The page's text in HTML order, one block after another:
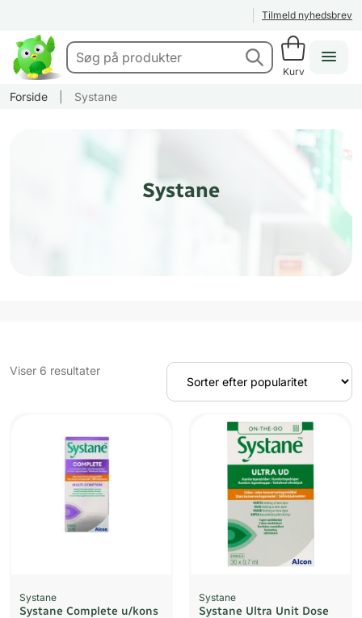
Tilmeld nyhedsbrev
Kurv
Forside Systane
Systane
Viser 6 resultaterSorteret
Systane
Systane Complete u/kons
Systane
Systane Ultra Unit Dose